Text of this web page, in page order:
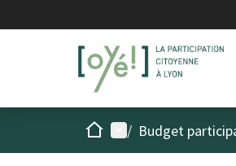
AccueilMenu principal
/ Budget